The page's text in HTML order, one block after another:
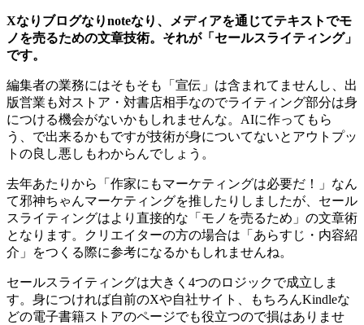
Xなりブログなりnoteなり、メディアを通じてテキストでモ
ノを売るための文章技術。それが「セールスライティング」
です。
編集者の業務にはそもそも「宣伝」は含まれてませんし、出
版営業も対ストア・対書店相手なのでライティング部分は身
につける機会がないかもしれませんな。AIに作ってもら
う、で出来るかもですが技術が身についてないとアウトプッ
トの良し悪しもわからんでしょう。
去年あたりから「作家にもマーケティングは必要だ！」なん
て邪神ちゃんマーケティングを推したりしましたが、セール
スライティングはより直接的な「モノを売るため」の文章術
となります。クリエイターの方の場合は「あらすじ・内容紹
介」をつくる際に参考になるかもしれませんね。
セールスライティングは大きく4つのロジックで成立しま
す。身につければ自前のXや自社サイト、もちろんKindleな
どの電子書籍ストアのページでも役立つので損はありませ